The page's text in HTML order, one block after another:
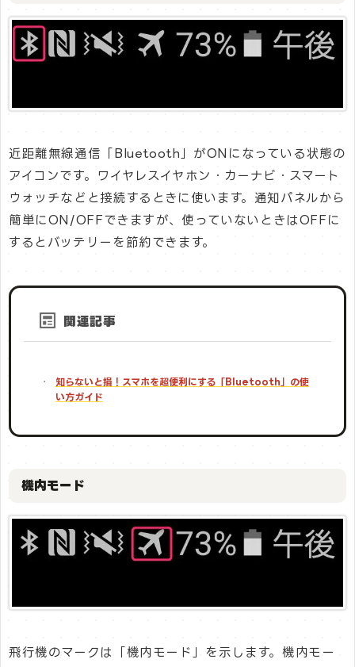
近距離無線通信「Bluetooth」がONになっている状態の
アイコンです。ワイヤレスイヤホン・カーナビ・スマート
ウォッチなどと接続するときに使います。通知パネルから
簡単にON/OFFできますが、使っていないときはOFFに
するとバッテリーを節約できます。
関連記事
知らないと損！スマホを超便利にする「Bluetooth」の使
い方ガイド
機内モード
飛行機のマークは「機内モード」を示します。機内モー